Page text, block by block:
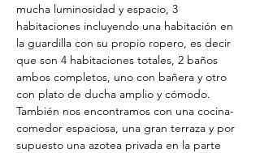
mucha luminosidad y espacio, 3
habitaciones incluyendo una habitación en
la guardilla con su propio ropero, es decir
que son 4 habitaciones totales, 2 baños
ambos completos, uno con bañera y otro
con plato de ducha amplio y cómodo.
También nos encontramos con una cocina-
comedor espaciosa, una gran terraza y por
supuesto una azotea privada en la parte